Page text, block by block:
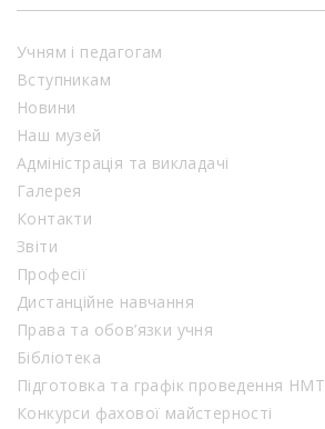
Учням і педагогам
Вступникам
Новини
Наш музей
Адміністрація та викладачі
Галерея
Контакти
Звіти
Професії
Дистанційне навчання
Права та обов’язки учня
Бібліотека
Підготовка та графік проведення НМТ
Конкурси фахової майстерності